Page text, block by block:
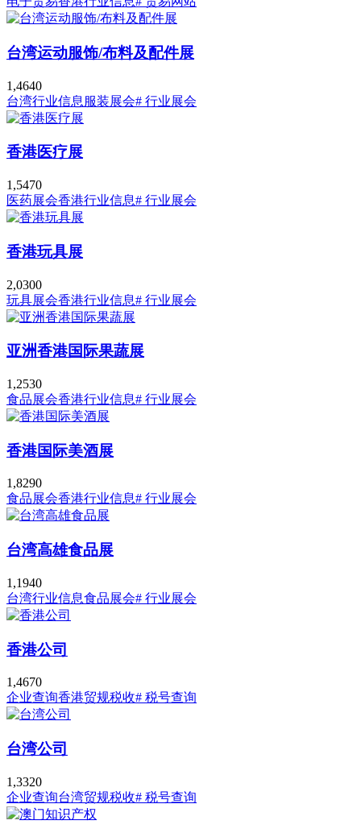
台湾运动服饰/布料及配件展
1,4640
台湾行业信息 服装展会# 行业展会
香港医疗展
1,5470
医药展会香港行业信息# 行业展会
香港玩具展
2,0300
玩具展会香港行业信息# 行业展会
亚洲香港国际果蔬展
1,2530
食品展会香港行业信息# 行业展会
香港国际美酒展
1,8290
食品展会香港行业信息# 行业展会
台湾高雄食品展
1,1940
台湾行业信息食品展会# 行业展会
香港公司
1,4670
企业查询香港贸规税收# 税号查询
台湾公司
1,3320
企业查询台湾贸规税收# 税号查询